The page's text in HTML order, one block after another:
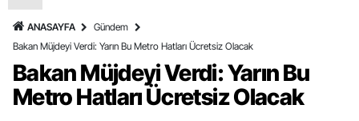
ANASAYFA
Gündem
Bakan Müjdeyi Verdi: Yarın Bu Metro Hatları Ücretsiz Olacak
Bakan Müjdeyi Verdi: Yarın Bu
Metro Hatları Ücretsiz Olacak